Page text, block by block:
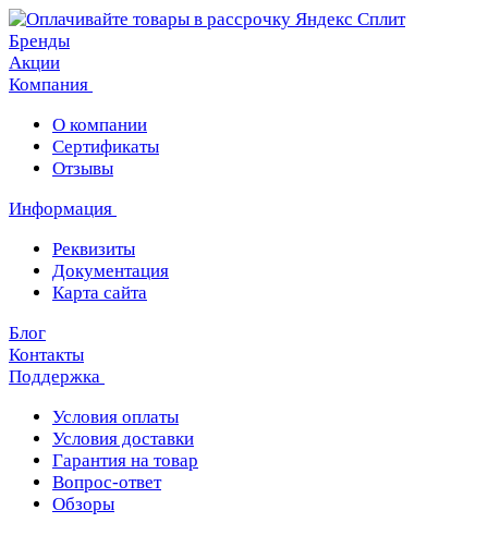
Бренды
Акции
Компания
О компании
Сертификаты
Отзывы
Информация
Реквизиты
Документация
Карта сайта
Блог
Контакты
Поддержка
Условия оплаты
Условия доставки
Гарантия на товар
Вопрос-ответ
Обзоры